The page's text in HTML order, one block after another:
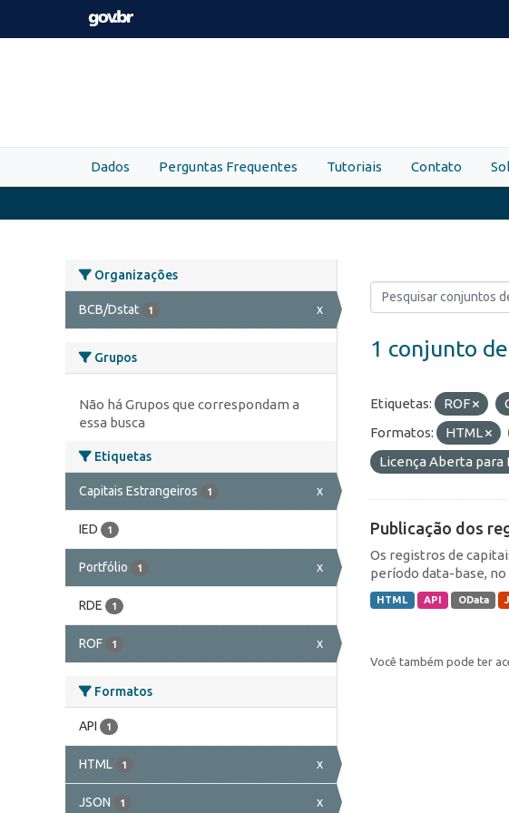
Skip to main content
Dados Perguntas Frequentes Tutoriais Contato
Organizações
BCB/Dstat 1 x
Grupos
Não há Grupos que correspondam a
essa busca
Etiquetas
Capitais Estrangeiros 1 x
IED 1
Portfólio 1 x
RDE 1
ROF 1 x
Formatos
API 1
HTML 1 x
JSON 1 x
1 conjunto
Etiquetas: ROF
Formatos:
HTML
Licença Aberta para
Publicação dos
Os registros de
período data-base,
HTML API OData
Você também pode ter